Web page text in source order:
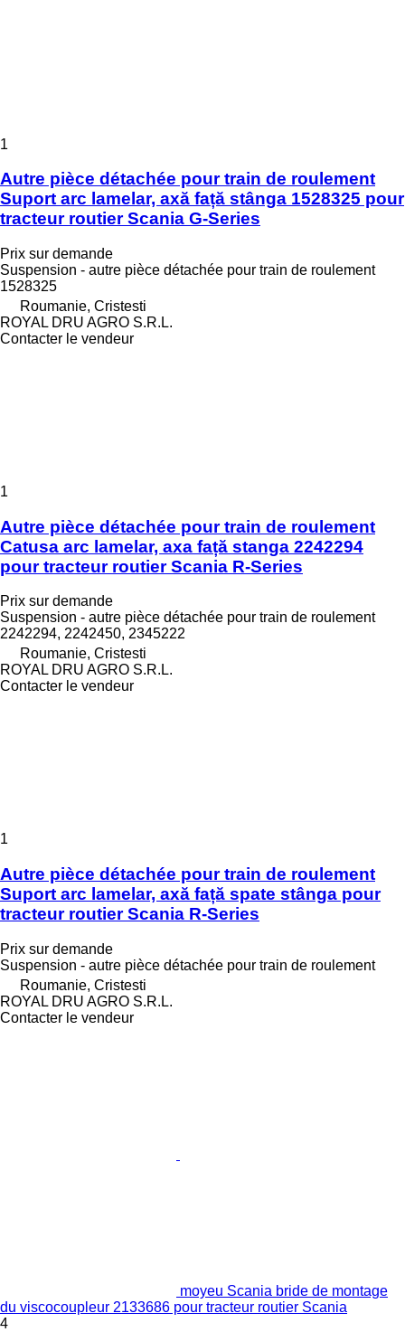
1
Autre pièce détachée pour train de roulement
Suport arc lamelar, axă față stânga 1528325 pour
tracteur routier Scania G-Series
Prix sur demande
Suspension - autre pièce détachée pour train de roulement
1528325
Roumanie, Cristesti
ROYAL DRU AGRO S.R.L.
Contacter le vendeur
1
Autre pièce détachée pour train de roulement
Catusa arc lamelar, axa față stanga 2242294
pour tracteur routier Scania R-Series
Prix sur demande
Suspension - autre pièce détachée pour train de roulement
2242294, 2242450, 2345222
Roumanie, Cristesti
ROYAL DRU AGRO S.R.L.
Contacter le vendeur
1
Autre pièce détachée pour train de roulement
Suport arc lamelar, axă față spate stânga pour
tracteur routier Scania R-Series
Prix sur demande
Suspension - autre pièce détachée pour train de roulement
Roumanie, Cristesti
ROYAL DRU AGRO S.R.L.
Contacter le vendeur
moyeu Scania bride de montage
du viscocoupleur 2133686 pour tracteur routier Scania
4